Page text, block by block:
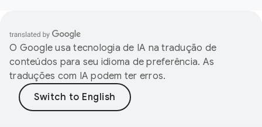
O Google usa tecnologia de IA na tradução de
conteúdos para seu idioma de preferência. As
traduções com IA podem ter erros.